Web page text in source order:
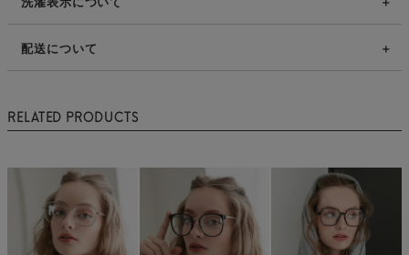
配送について
RELATED PRODUCTS